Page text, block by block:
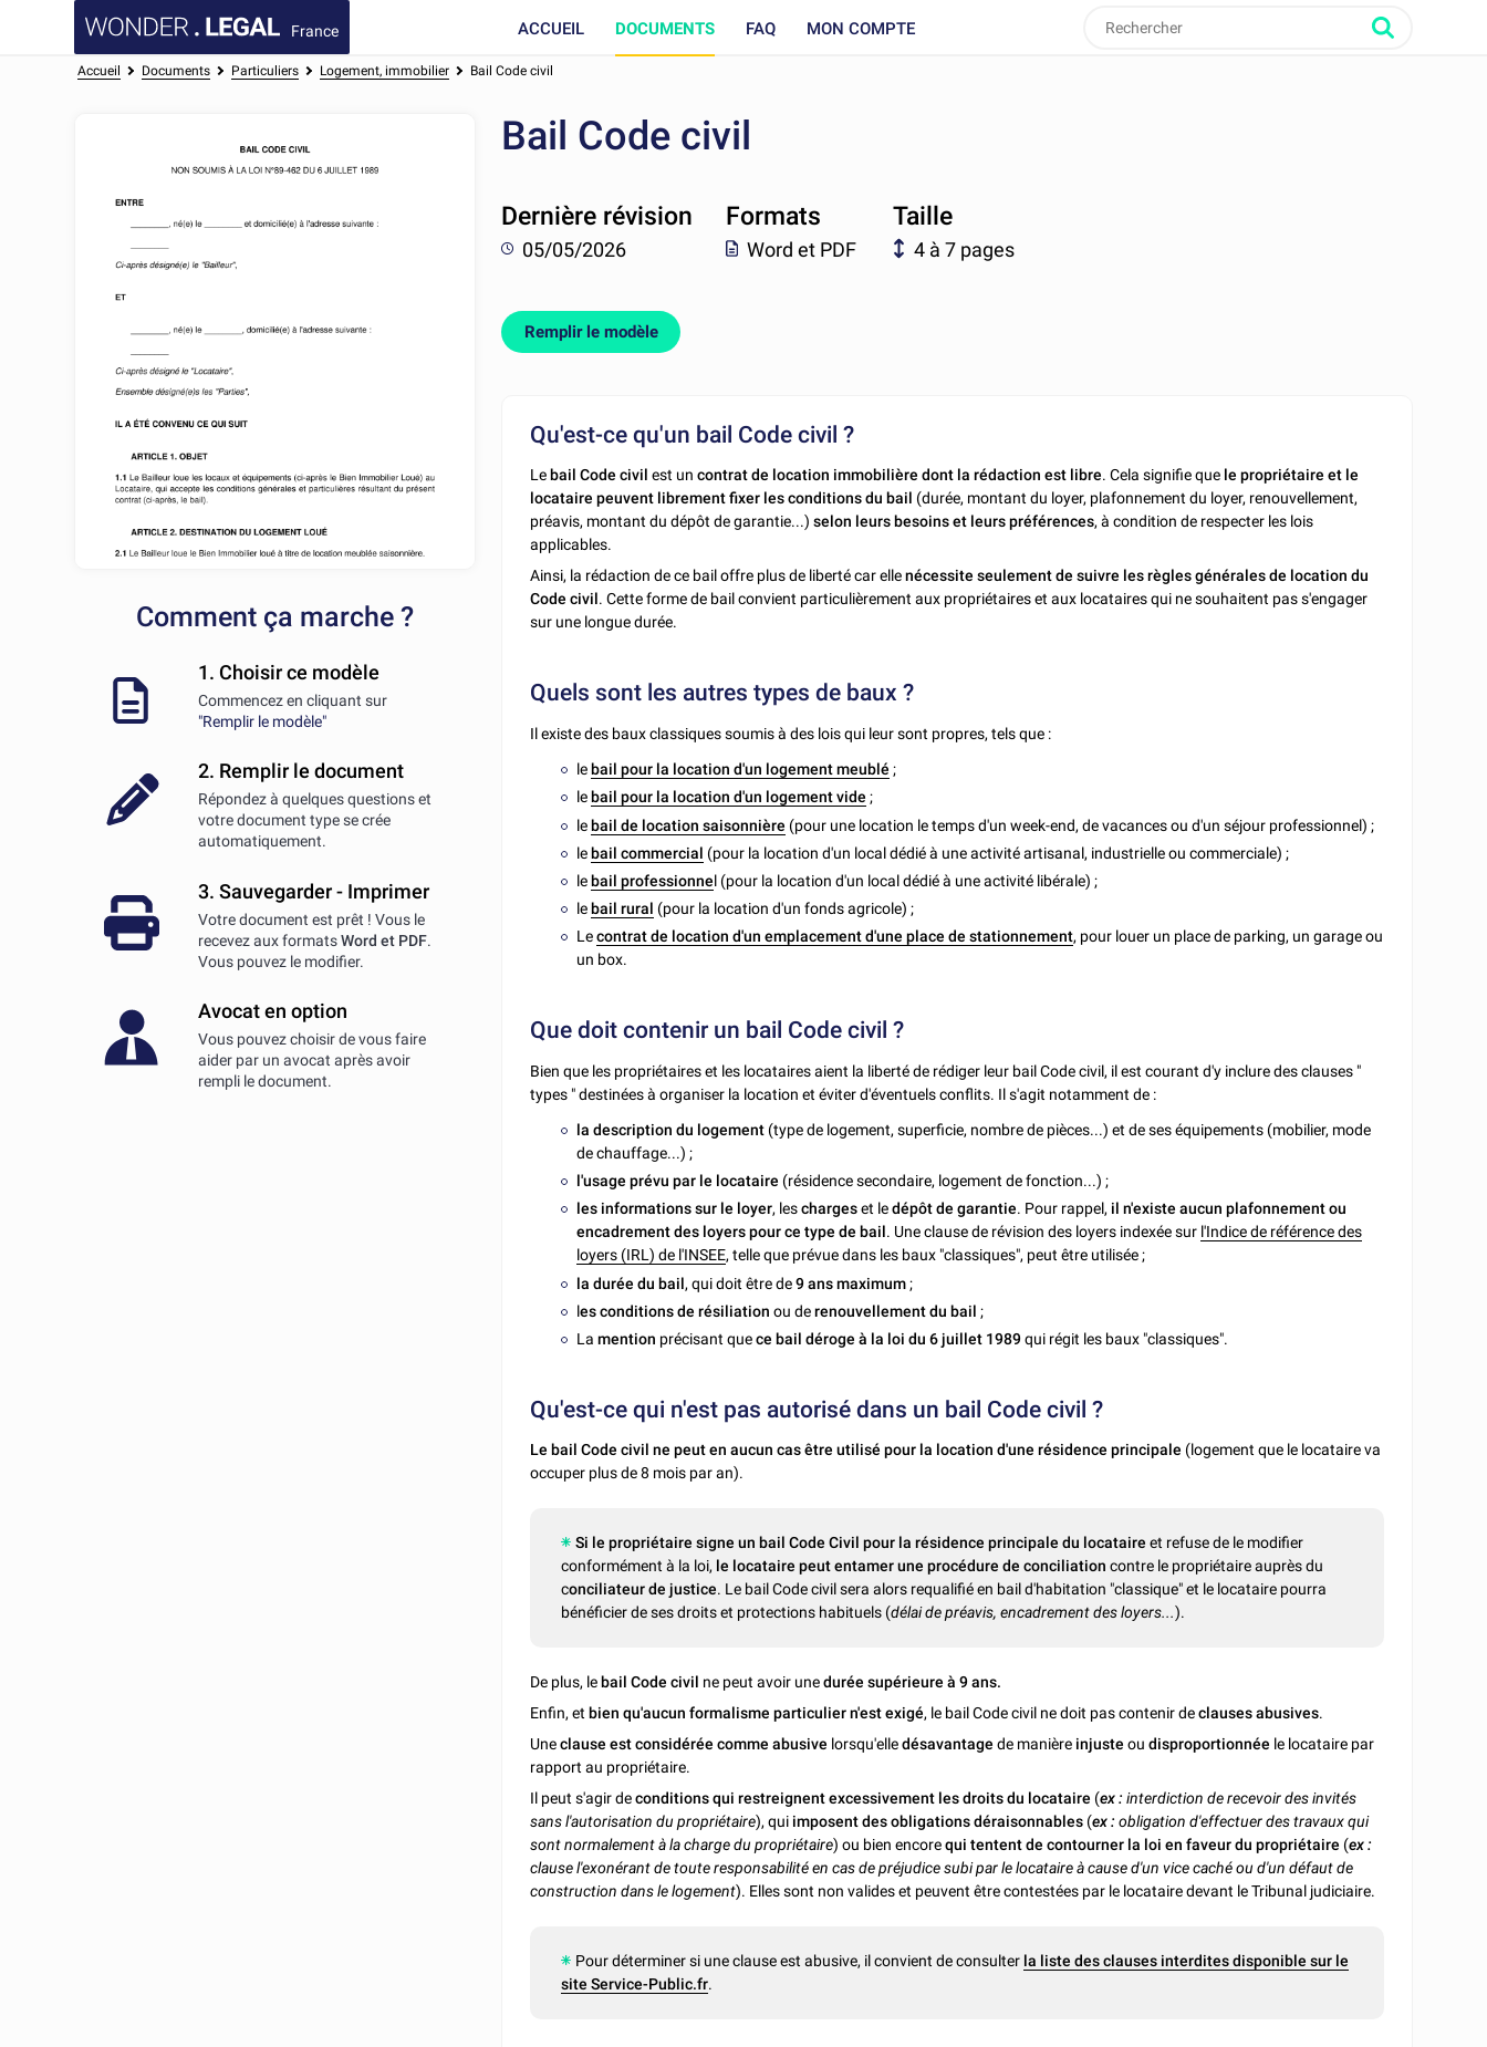
France ACCUEIL DOCUMENTS FAQ MON COMPTE
Accueil Documents Particuliers Logement, immobilier Bail Code civil
Comment ça marche ?
1. Choisir ce modèle
Commencez en cliquant sur
"Remplir le modèle"
2. Remplir le document
Répondez à quelques questions et
votre document type se crée
automatiquement.
3. Sauvegarder - Imprimer
Votre document est prêt ! Vous le
recevez aux formatsWord et PDF.
Vous pouvez le modifier.
Avocat en option
Vous pouvez choisir de vous faire
aider par un avocat après avoir
rempli le document.
Bail Code civil
Dernière révision
05/05/2026
Formats
Word et PDF
Taille
4 à 7 pages
Remplir le modèle
Qu'est-ce qu'un bail Code civil ?
Le bail Code civil est uncontrat de location immobilière dont la rédaction est libre. Cela signifie que le propriétaire et le
locataire peuvent librement fixer les conditions du bail (durée, montant du loyer, plafonnement du loyer, renouvellement,
préavis, montant du dépôt de garantie...)selon leurs besoins et leurs préférences, à condition de respecter les lois
applicables.
Ainsi, la rédaction de ce bail offre plus de liberté car ellenécessite seulement de suivre les règles générales de location du
Code civil. Cette forme de bail convient particulièrement aux propriétaires et aux locataires qui ne souhaitent pas s'engager
sur une longue durée.
Quels sont les autres types de baux ?
Il existe des baux classiques soumis à des lois qui leur sont propres, tels que :
le bail pour la location d'un logement meublé ;
le bail pour la location d'un logement vide ;
lebail de location saisonnière (pour une location le temps d'un week-end, de vacances ou d'un séjour professionnel) ;
le bail commercial (pour la location d'un local dédié à une activité artisanal, industrielle ou commerciale) ;
le bail professionnel (pour la location d'un local dédié à une activité libérale) ;
le bail rural (pour la location d'un fonds agricole) ;
Lecontrat de location d'un emplacement d'une place de stationnement, pour louer un place de parking, un garage ou
un box.
Que doit contenir un bail Code civil ?
Bien que les propriétaires et les locataires aient la liberté de rédiger leur bail Code civil, il est courant d'y inclure des clauses "
types " destinées à organiser la location et éviter d'éventuels conflits. Il s'agit notamment de :
la description du logement (type de logement, superficie, nombre de pièces...) et de ses équipements (mobilier, mode
de chauffage...) ;
l'usage prévu par le locataire (résidence secondaire, logement de fonction...) ;
les informations sur le loyer, leschargeset ledépôt de garantie. Pour rappel, il n'existe aucun plafonnement ou
encadrement des loyers pour ce type de bail. Une clause de révision des loyers indexée sur l'Indice de référence des
loyers (IRL) de l'INSEE, telle que prévue dans les baux "classiques", peut être utilisée ;
la durée du bail, qui doit être de9 ans maximum;
les conditions de résiliationou derenouvellement du bail ;
Lamention précisant quece bail déroge à la loi du 6 juillet 1989qui régit les baux "classiques".
Qu'est-ce qui n'est pas autorisé dans un bail Code civil ?
Le bail Code civil ne peut en aucun cas être utilisé pour la location d'une résidence principale (logement que le locataire va
occuper plus de 8 mois par an).
Si le propriétaire signe un bail Code Civil pour la résidence principale du locataire et refuse de le modifier
conformément à la loi, le locataire peut entamer une procédure de conciliation contre le propriétaire auprès du
conciliateur de justice. Le bail Code civil sera alors requalifié en bail d'habitation "classique" et le locataire pourra
bénéficier de ses droits et protections habituels (délai de préavis, encadrement des loyers...).
De plus, le bail Code civil ne peut avoir unedurée supérieure à 9 ans.
Enfin, et bien qu'aucun formalisme particulier n'est exigé, le bail Code civil ne doit pas contenir declauses abusives.
Uneclause est considérée comme abusive lorsqu'elledésavantage de manière injusteoudisproportionnée le locataire par
rapport au propriétaire.
Il peut s'agir deconditions qui restreignent excessivement les droits du locataire (ex : interdiction de recevoir des invités
sans l'autorisation du propriétaire), qui imposent des obligations déraisonnables (ex :obligation d'effectuer des travaux qui
sont normalement à la charge du propriétaire) ou bien encorequi tentent de contourner la loi en faveur du propriétaire (ex :
clause l'exonérant de toute responsabilité en cas de préjudice subi par le locataire à cause d'un vice caché ou d'un défaut de
construction dans le logement). Elles sont non valides et peuvent être contestées par le locataire devant le Tribunal judiciaire.
Pour déterminer si une clause est abusive, il convient de consulter la liste des clauses interdites disponible sur le
site Service-Public.fr.